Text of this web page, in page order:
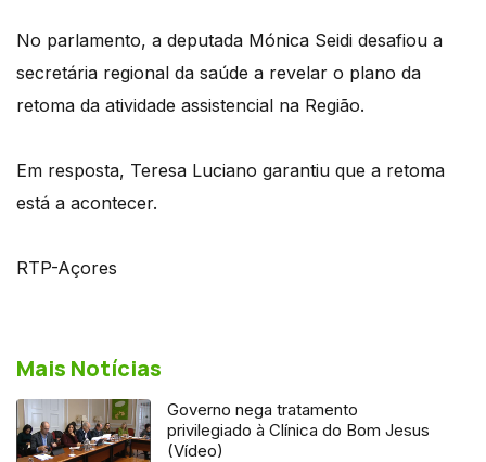
No parlamento, a deputada Mónica Seidi desafiou a
secretária regional da saúde a revelar o plano da
retoma da atividade assistencial na Região.
Em resposta, Teresa Luciano garantiu que a retoma
está a acontecer.
RTP-Açores
Mais Notícias
Governo nega tratamento
privilegiado à Clínica do Bom Jesus
(Vídeo)